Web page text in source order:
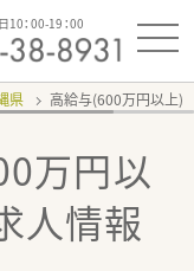
10：00-19：00
県 高給与(600万円以上)
万円以
人情報